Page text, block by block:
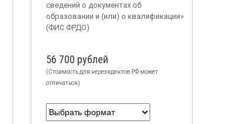
сведений о документах об
образовании и (или) о квалификации»
(ФИС ФРДО)
56 700 рублей
(Стоимость для нерезидентов РФ может
отличаться)